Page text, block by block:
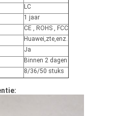
LC
1 jaar
CE , ROHS , FCC
Huawei,zte,enz.
Ja
Binnen 2 dagen
8/36/50 stuks